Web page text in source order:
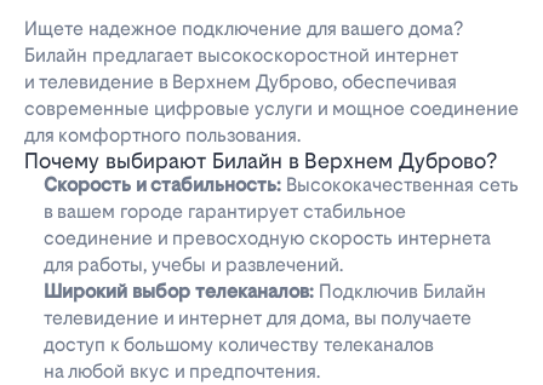
Ищете надежное подключение для вашего дома?
Билайн предлагает высокоскоростной интернет
и телевидение в Верхнем Дуброво, обеспечивая
современные цифровые услуги и мощное соединение
для комфортного пользования.
Почему выбирают Билайн в Верхнем Дуброво?
Скорость и стабильность: Высококачественная сеть
в вашем городе гарантирует стабильное
соединение и превосходную скорость интернета
для работы, учебы и развлечений.
Широкий выбор телеканалов: Подключив Билайн
телевидение и интернет для дома, вы получаете
доступ к большому количеству телеканалов
на любой вкус и предпочтения.